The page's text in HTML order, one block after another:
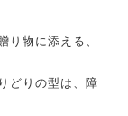
り物に添える、
どりの型は、障